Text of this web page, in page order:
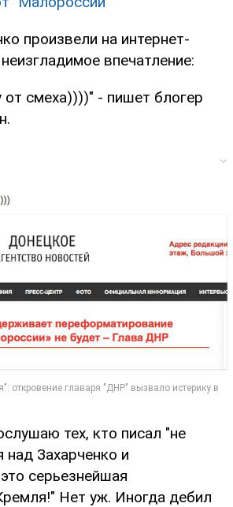
произвели на интернет-
впечатление:
от смеха))))" - пишет блогер
тех, кто писал "не
над Захарченко и
серьезнейшая
Нет уж. Иногда дебил